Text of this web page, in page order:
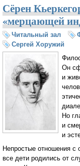
Сёрен
«мерцающей
Читальный зал
Сергей Хоружий
Он
и
Но
и
и
Непростые отношения с
все дети родились от